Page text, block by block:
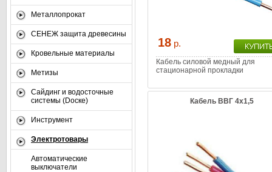
Металлопрокат
СЕНЕЖ защита древесины
Кровельные материалы
Метизы
Сайдинг и водосточные
системы (Dоске)
Инструмент
Электротовары
Автоматические
выключатели
18 р.
Кабель силовой медный для
стационарной прокладки
Кабель ВВГ 4х1,5